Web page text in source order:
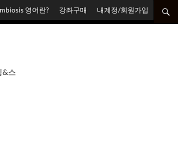
영어란? 강좌구매 내계정/회원가입
&스